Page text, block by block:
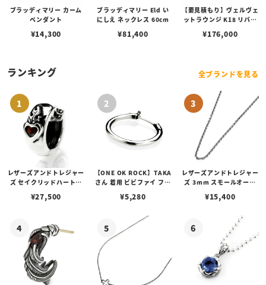
ブラッディマリー カーム
ペンダント
¥14,300
ブラッディマリー Eld い
にしえ ネックレス 60cm
¥81,400
【要見積もり】ヴェルヴェ
ットラウンジ K18 リバテ
ターコイズ
¥176,000
ランキング 全ブランドを見る
レザーズアンドトレジャー
ズ セイクリッドハートピ
¥27,500
【ONE OK ROCK】TAKA
さん 着用 ビビファイ フー
¥5,280
レザーズアンドトレジャー
ズ 3mm スモールオーバ
ブスタークラスプ＆LTロ
¥15,400